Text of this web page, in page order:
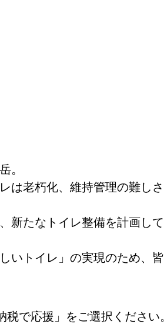
。
は老朽化、維持管理の難し
新たなトイレ整備を計画し
いトイレ」の実現のため、
税で応援」をご選択ください